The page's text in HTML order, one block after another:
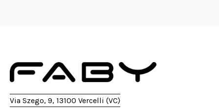
Via Szego, 9, 13100 Vercelli (VC)